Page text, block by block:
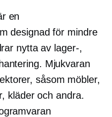
en
designad för mindre
nytta av lager-,
Mjukvaran
såsom möbler,
kläder och andra.